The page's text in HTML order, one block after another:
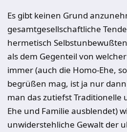
Es gibt keinen Grund
gesamtgesellschaftliche
hermetisch
als dem Gegenteil von
immer (auch die Homo-Ehe,
begrüßen mag, ist ja nur
man das zutiefst Traditionelle
Ehe und Familie ausblendet)
unwiderstehliche Gewalt der